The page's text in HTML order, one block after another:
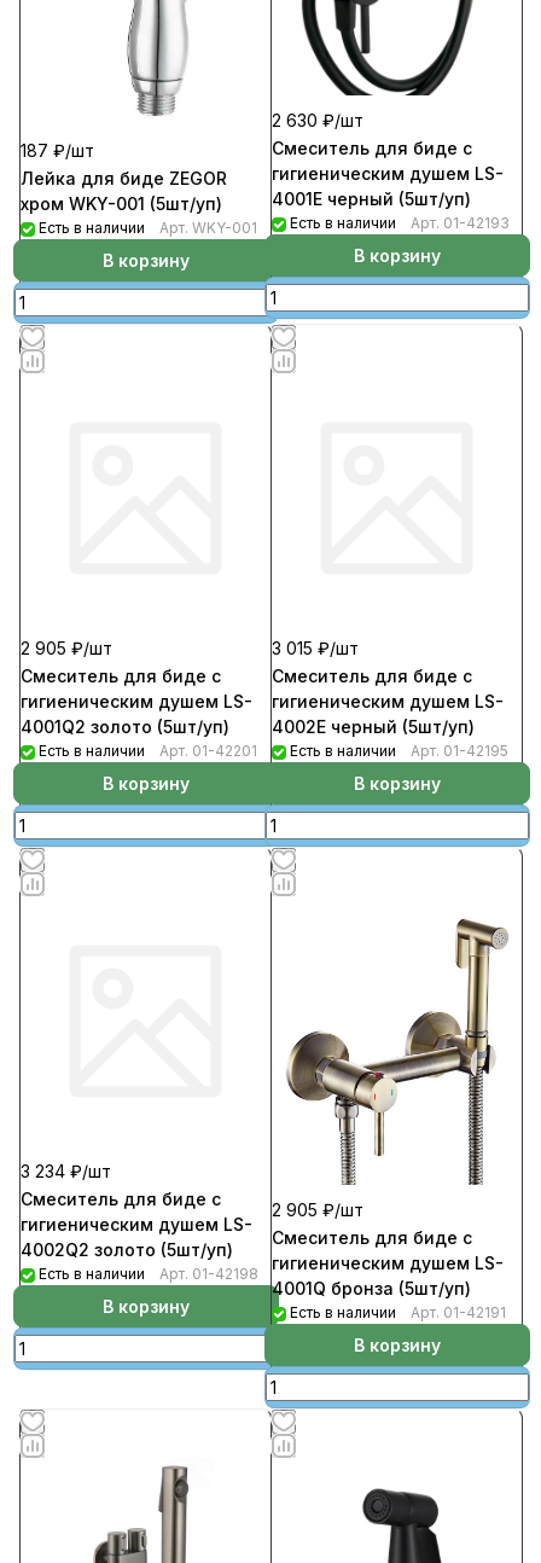
187 ₽/шт
Лейка для биде ZEGOR
хром WKY-001 (5шт/уп)
Есть в наличии Арт. WKY-001
В корзину
2 630 ₽/шт
Смеситель для биде с
гигиеническим душем LS-
4001E черный (5шт/уп)
Есть в наличии Арт. 01-42193
В корзину
2 905 ₽/шт
Смеситель для биде с
гигиеническим душем LS-
4001Q2 золото (5шт/уп)
Есть в наличии Арт. 01-42201
В корзину
3 015 ₽/шт
Смеситель для биде с
гигиеническим душем LS-
4002E черный (5шт/уп)
Есть в наличии Арт. 01-42195
В корзину
3 234 ₽/шт
Смеситель для биде с
гигиеническим душем LS-
4002Q2 золото (5шт/уп)
Есть в наличии Арт. 01-42198
В корзину
2 905 ₽/шт
Смеситель для биде с
гигиеническим душем LS-
4001Q бронза (5шт/уп)
Есть в наличии Арт. 01-42191
В корзину